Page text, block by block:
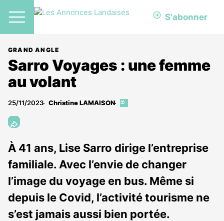
S'abonner
GRAND ANGLE
Sarro Voyages : une femme
au volant
25/11/2023 Christine LAMAISON
Cet
aux
abonnés
À 41 ans, Lise Sarro dirige l’entreprise
familiale. Avec l’envie de changer
l’image du voyage en bus. Même si
depuis le Covid, l’activité tourisme ne
s’est jamais aussi bien portée.